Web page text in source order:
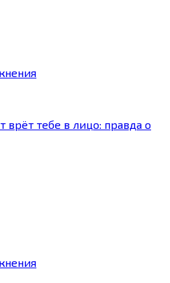
врёт тебе в лицо: правда о